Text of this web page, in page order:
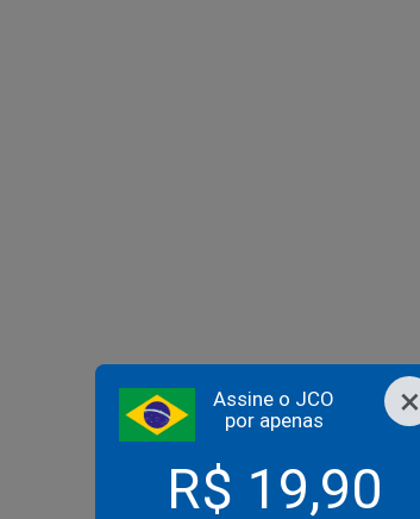
×
Assine o JCO
por apenas
R$ 19,90